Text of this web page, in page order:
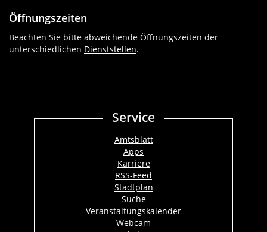
Öffnungszeiten
Beachten Sie bitte abweichende Öffnungszeiten der
unterschiedlichen Dienststellen.
Service
Amtsblatt
Apps
Karriere
RSS-Feed
Stadtplan
Suche
Veranstaltungskalender
Webcam